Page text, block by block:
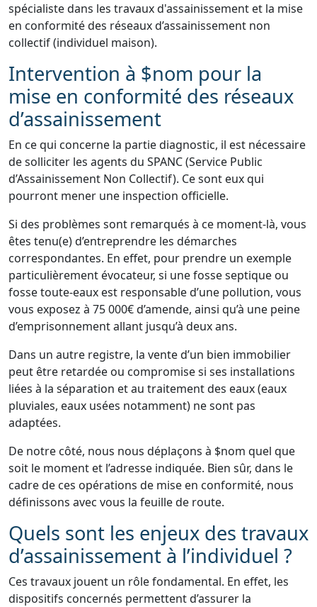
spécialiste dans les travaux d'assainissement et la mise
en conformité des réseaux d’assainissement non
collectif (individuel maison).
Intervention à $nom pour la
mise en conformité des réseaux
d’assainissement
En ce qui concerne la partie diagnostic, il est nécessaire
de solliciter les agents du SPANC (Service Public
d’Assainissement Non Collectif). Ce sont eux qui
pourront mener une inspection officielle.
Si des problèmes sont remarqués à ce moment-là, vous
êtes tenu(e) d’entreprendre les démarches
correspondantes. En effet, pour prendre un exemple
particulièrement évocateur, si une fosse septique ou
fosse toute-eaux est responsable d’une pollution, vous
vous exposez à 75 000€ d’amende, ainsi qu’à une peine
d’emprisonnement allant jusqu’à deux ans.
Dans un autre registre, la vente d’un bien immobilier
peut être retardée ou compromise si ses installations
liées à la séparation et au traitement des eaux (eaux
pluviales, eaux usées notamment) ne sont pas
adaptées.
De notre côté, nous nous déplaçons à $nom quel que
soit le moment et l’adresse indiquée. Bien sûr, dans le
cadre de ces opérations de mise en conformité, nous
définissons avec vous la feuille de route.
Quels sont les enjeux des travaux
d’assainissement à l’individuel ?
Ces travaux jouent un rôle fondamental. En effet, les
dispositifs concernés permettent d’assurer la